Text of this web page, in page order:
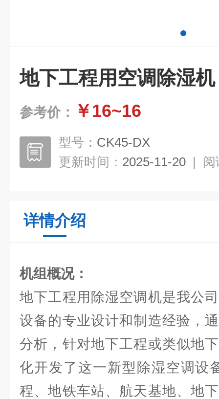
地下工程用空调除湿机
参考价： ￥16~16
型号： CK45-DX
更新时间： 2025-11-20 | 阅
详情介绍
机组概况：
地下工程用除湿空调机是我公
设备的专业设计和制造经验，
分析，针对地下工程或类似地
化开发了这一新型除湿空调设
程、地铁车站、航天基地、地